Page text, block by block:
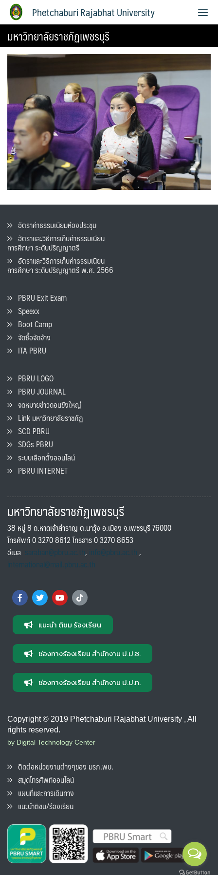
Phetchaburi Rajabhat University
มหาวิทยาลัยราชภัฏเพชรบุรี
อัตราค่าธรรมเนียมห้องประชุม
อัตราและวิธีการเก็บค่าธรรมเนียน
การศึกษา ระดับปริญญาตรี
อัตราและวิธีการเก็บค่าธรรมเนียน
การศึกษา ระดับปริญญาตรี พ.ศ. 2566
PBRU Exit Exam
Speexx
Boot Camp
จัดซื้อจัดจ้าง
ITA PBRU
PBRU LOGO
PBRU JOURNAL
จดหมายข่าวดอนขังใหญ่
Link มหาวิทยาลัยราชภัฏ
SCD PBRU
SDGs PBRU
ระบบเลือกตั้งออนไลน์
PBRU INTERNET
มหาวิทยาลัยราชภัฏเพชรบุรี
38 หมู่ 8 ถ.หาดเจ้าสำราญ ต.นาวุ้ง อ.เมือง จ.เพชรบุรี 76000
โทรศัพท์ 0 3270 8612 โทรสาร 0 3270 8653
อีเมล saraban@pbru.ac.th, info@pbru.ac.th,
international@mail.pbru.ac.th
แนะนำ ติชม ร้องเรียน
ช่องทางร้องเรียน สำนักงาน ป.ป.ช.
ช่องทางร้องเรียน สำนักงาน ป.ป.ท.
Copyright © 2019 Phetchaburi Rajabhat University , All
rights reserved.
by Digital Technology Center
ติดต่อหน่วยงานต่างๆของ มรภ.พบ.
สมุดโทรศัพท์ออนไลน์
แผนที่และการเดินทาง
แนะนำติชม/ร้องเรียน